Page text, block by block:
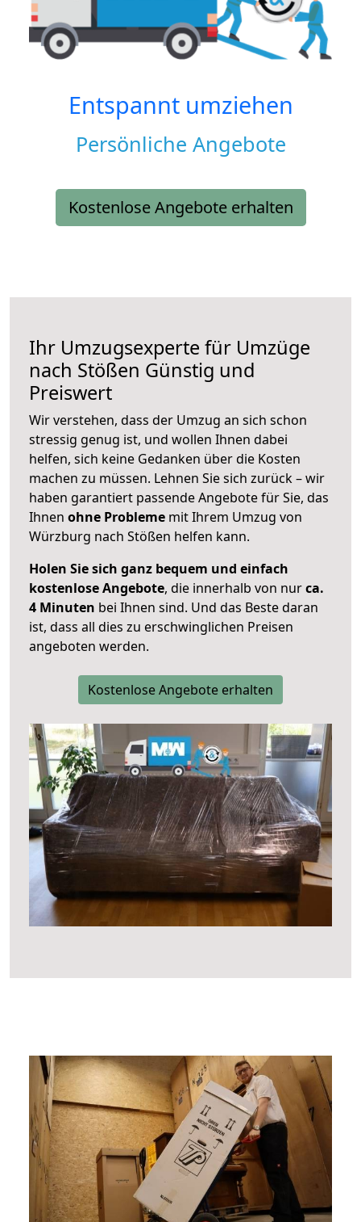
Entspannt umziehen
Persönliche Angebote
Kostenlose Angebote erhalten
Ihr Umzugsexperte für Umzüge
nach Stößen Günstig und
Preiswert
Wir verstehen, dass der Umzug an sich schon
stressig genug ist, und wollen Ihnen dabei
helfen, sich keine Gedanken über die Kosten
machen zu müssen. Lehnen Sie sich zurück – wir
haben garantiert passende Angebote für Sie, das
Ihnen ohne Probleme mit Ihrem Umzug von
Würzburg nach Stößen helfen kann.
Holen Sie sich ganz bequem und einfach
kostenlose Angebote, die innerhalb von nurca.
4 Minuten bei Ihnen sind. Und das Beste daran
ist, dass all dies zu erschwinglichen Preisen
angeboten werden.
Kostenlose Angebote erhalten